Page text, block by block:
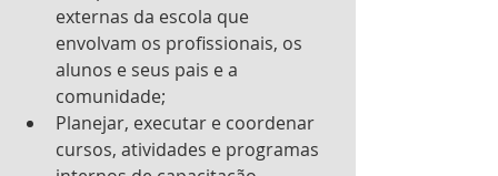
externas da escola que
envolvam os profissionais, os
alunos e seus pais e a
comunidade;
Planejar, executar e coordenar
cursos, atividades e programas